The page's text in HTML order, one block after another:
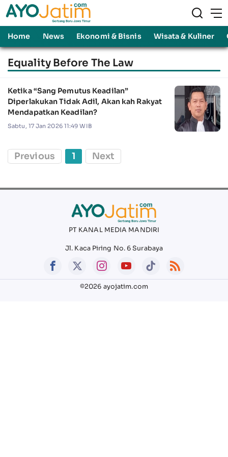
Home News Ekonomi & Bisnis Wisata & Kuliner
Equality Before The Law
Ketika “Sang Pemutus Keadilan”
Diperlakukan Tidak Adil, Akan kah Rakyat
Mendapatkan Keadilan?
Sabtu, 17 Jan 2026 11:49 WIB
Previous 1 Next
PT KANAL MEDIA MANDIRI
Jl. Kaca Piring No. 6 Surabaya
©2026 ayojatim.com